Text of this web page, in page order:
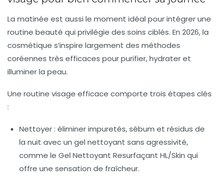
La matinée est aussi le moment idéal pour intégrer une
routine beauté qui privilégie des soins ciblés. En 2026, la
cosmétique s’inspire largement des méthodes
coréennes très efficaces pour purifier, hydrater et
illuminer la peau.
Une routine visage efficace comporte trois étapes clés
:
Nettoyer : éliminer impuretés, sébum et résidus de
la nuit avec un gel nettoyant sans agressivité,
comme le Gel Nettoyant Resurfaçant HL/Skin qui
offre une sensation de fraîcheur.